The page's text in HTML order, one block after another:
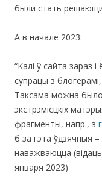
были стать
А в начале 2023:
“Калі ў сайта зараз
супрацы з
Таксама можна было
экстрэмісцкіх
фрагменты, напр., з
б за гэта ўдзячныя
наважваюцца
января 2023)